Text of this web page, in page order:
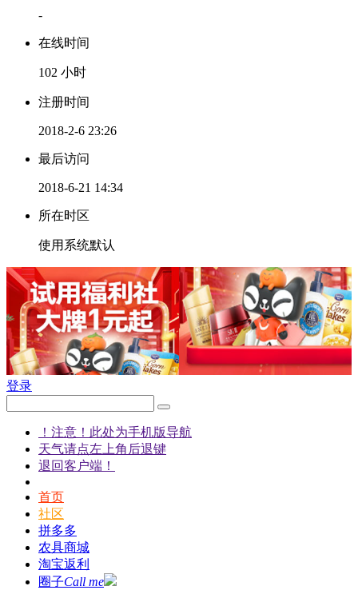
-
在线时间
102 小时
注册时间
2018-2-6 23:26
最后访问
2018-6-21 14:34
所在时区
使用系统默认
登录
！注意！此处为手机版导航
天气请点左上角后退键
退回客户端！
首页
社区
拼多多
农具商城
淘宝返利
圈子Call me